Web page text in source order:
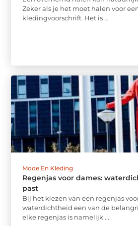
Zeker als je het moet halen voor
kledingvoorschrift. Het is ...
Mode En Kleding
Regenjas voor dames:
past
Bij het kiezen van een regenjas
waterdichtheid een van de
elke regenjas is namelijk ...